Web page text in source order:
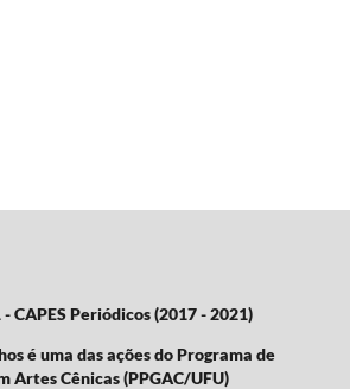
CAPES Periódicos (2017 - 2021)
é uma das ações do Programa de
Artes Cênicas (PPGAC/UFU)